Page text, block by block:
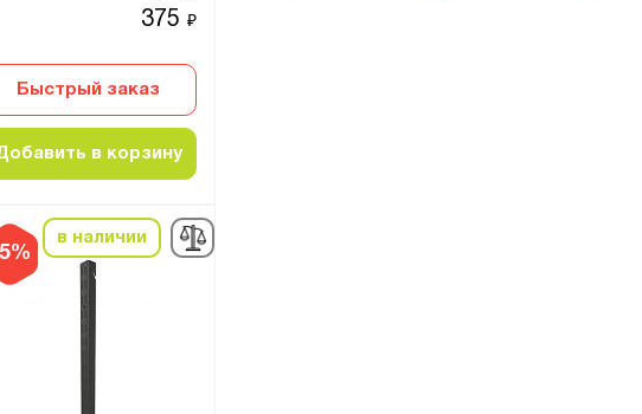
375 ₽
Быстрый заказ
в корзину
в наличии